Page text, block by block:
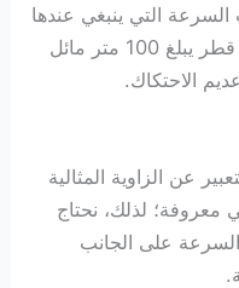
التي ينبغي عندها
دفع سيارة تسير في منحنى بنصف قطر يبلغ 100 متر مائل
عن الزاوية المثالية
معروفة؛ لذلك، نحتاج
على الجانب